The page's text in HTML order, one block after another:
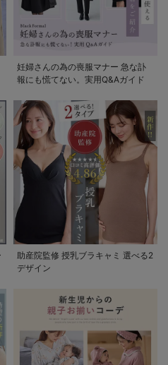
妊婦さんの為の喪服マナー 急な訃
報にも慌てない。実用Q&Aガイド
助産院監修 授乳ブラキャミ 選べる2
デザイン